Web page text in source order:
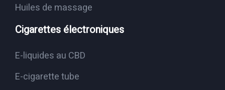
Huiles de massage
Cigarettes électroniques
E-liquides au CBD
E-cigarette tube